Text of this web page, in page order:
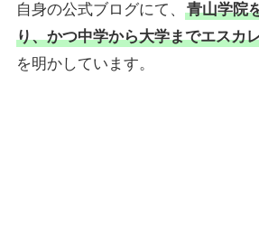
自身の公式ブログにて、
青山学院
り、かつ中学から大学までエスカ
を明かしています。